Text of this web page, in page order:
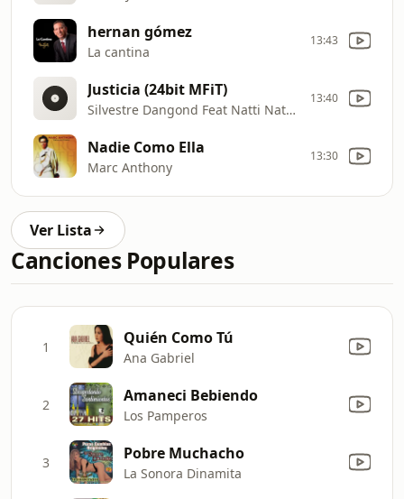
hernan gómez
La cantina
13:43
Justicia (24bit MFiT)
Silvestre Dangond Feat Natti Natasha
13:40
Nadie Como Ella
Marc Anthony
13:30
Ver Lista
Canciones Populares
1 Quién Como Tú
Ana Gabriel
2 Amaneci Bebiendo
Los Pamperos
3 Pobre Muchacho
La Sonora Dinamita